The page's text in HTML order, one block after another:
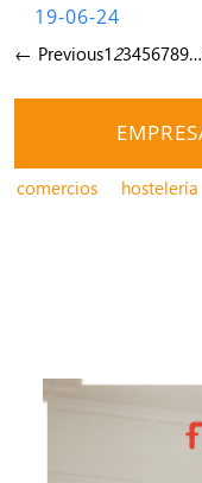
19-06-24
← Previous123456789…
comercios hostelería